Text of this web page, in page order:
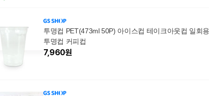
투명컵 PET(473ml 50P) 아이스컵 테이크아웃컵 일회
투명컵 커피컵
7,960원